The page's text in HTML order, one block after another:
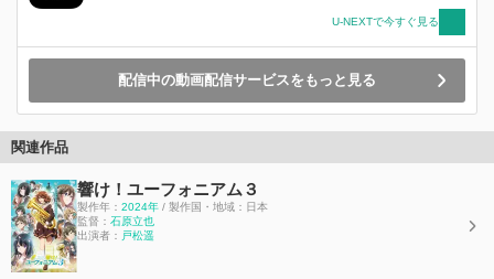
U-NEXTで今すぐ見る
配信中の動画配信サービスをもっと見る
関連作品
響け！ユーフォニアム３
製作年： 2024年 / 製作国・地域：日本
監督： 石原立也
出演者： 戸松遥